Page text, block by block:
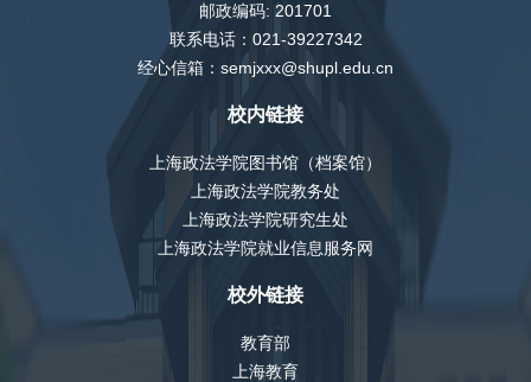
邮政编码: 201701
联系电话：021-39227342
经心信箱：semjxxx@shupl.edu.cn
校内链接
上海政法学院图书馆（档案馆）
上海政法学院教务处
上海政法学院研究生处
上海政法学院就业信息服务网
校外链接
教育部
上海教育